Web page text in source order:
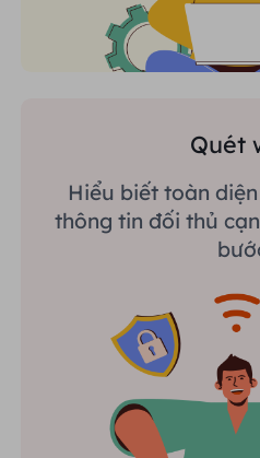
Quét
Hiểu biết toàn
thông tin đối thủ